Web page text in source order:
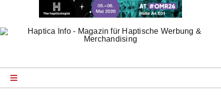
springen
Toggle
Navigation